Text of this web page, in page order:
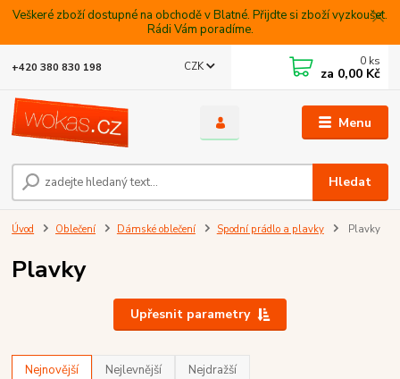
Veškeré zboží dostupné na obchodě v Blatné. Přijdte si zboží vyzkoušet.
Rádi Vám poradíme.
Menu
CZK
Hledat
+420 380 830 198 0 ks
za 0,00 Kč
Úvod Oblečení Dámské oblečení Spodní prádlo a plavky Plavky
Plavky
Upřesnit parametry
Nejnovější Nejlevnější Nejdražší